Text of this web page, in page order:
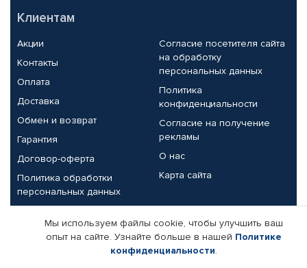
Клиентам
Акции
Контакты
Оплата
Доставка
Обмен и возврат
Гарантия
Договор-оферта
Политика обработки
персональных данных
Согласие посетителя сайта
на обработку
персональных данных
Политика
конфиденциальности
Согласие на получение
рекламы
О нас
Карта сайта
Партнерам
Корпоративным клиентам
Реквизиты компании
Мы используем файлы cookie, чтобы улучшить ваш
опыт на сайте. Узнайте больше в нашей Политике
конфиденциальности.